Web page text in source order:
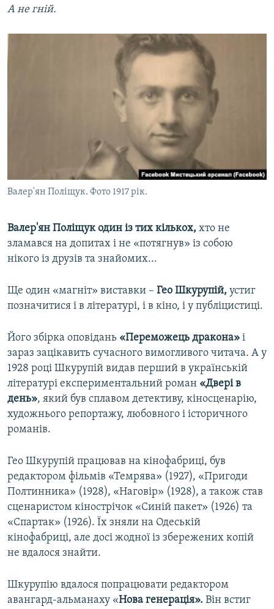
А не гній.
Валер'ян Поліщук. Фото 1917 рік.
Валер'ян Поліщук один із тих кількох, хто не
зламався на допитах і не «потягнув» із собою
нікого із друзів та знайомих...
Ще один «магніт» виставки – Гео Шкурупій, устиг
позначитися і в літературі, і в кіно, і у публіцистиці.
Його збірка оповідань «Переможець дракона» і
зараз зацікавить сучасного вимогливого читача. А у
1928 році Шкурупій видав перший в українській
літературі експериментальний роман «Двері в
день», який був сплавом детективу, кіносценарію,
художнього репортажу, любовного і історичного
романів.
Гео Шкурупій працював на кінофабриці, був
редактором фільмів «Темрява» (1927), «Пригоди
Полтинника» (1928), «Наговір» (1928), а також став
сценаристом кінострічок «Синій пакет» (1926) та
«Спартак» (1926). Їх зняли на Одеській
кінофабриці, але досі жодної із збережених копій
не вдалося знайти.
Шкурупію вдалося попрацювати редактором
авангард-альманаху «Нова генерація». Він встиг